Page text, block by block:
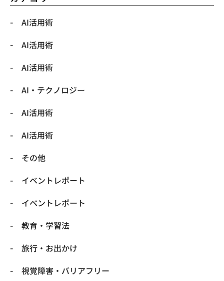
AI活用術
AI活用術
AI活用術
​AI・テクノロジー
​AI活用術
​AI活用術
​その他
​イベントレポート
​イベントレポート
​教育・学習法
​旅行・お出かけ
​視覚障害・バリアフリー